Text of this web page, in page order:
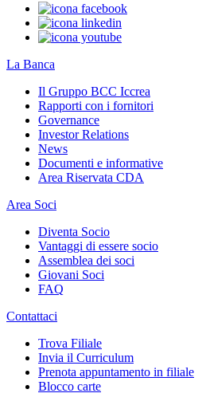
La Banca
Il Gruppo BCC Iccrea
Rapporti con i fornitori
Governance
Investor Relations
News
Documenti e informative
Area Riservata CDA
Area Soci
Diventa Socio
Vantaggi di essere socio
Assemblea dei soci
Giovani Soci
FAQ
Contattaci
Trova Filiale
Invia il Curriculum
Prenota appuntamento in filiale
Blocco carte